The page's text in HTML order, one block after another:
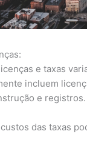
e taxas
incluem
e registros.
das taxas